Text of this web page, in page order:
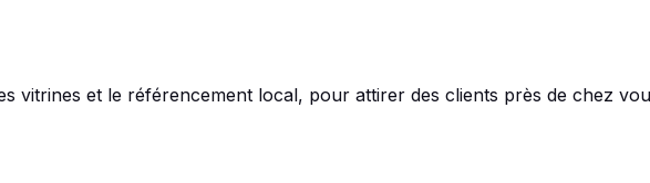
vitrines et le référencement local, pour attirer des clients près de chez